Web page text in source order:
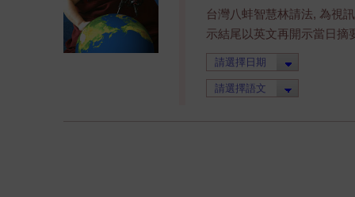
台灣八蚌智慧林請法, 為視
示結尾以英文再開示當日摘